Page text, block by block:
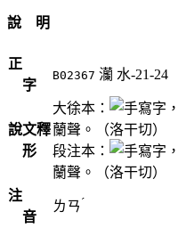
說 明
正
字
B02367 灡 水-21-24
說文釋
形
大徐本：
蘭聲。（洛干切）
段注本：
蘭聲。（洛干切）
注
音
ㄌㄢ ˊ